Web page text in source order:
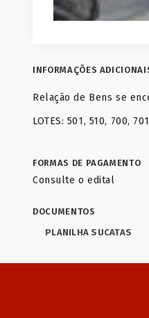
INFORMAÇÕES
Relação de Bens se
LOTES: 501, 510, 700,
FORMAS DE PAGAMENTO
Consulte o edital
DOCUMENTOS
PLANILHA SUCATAS